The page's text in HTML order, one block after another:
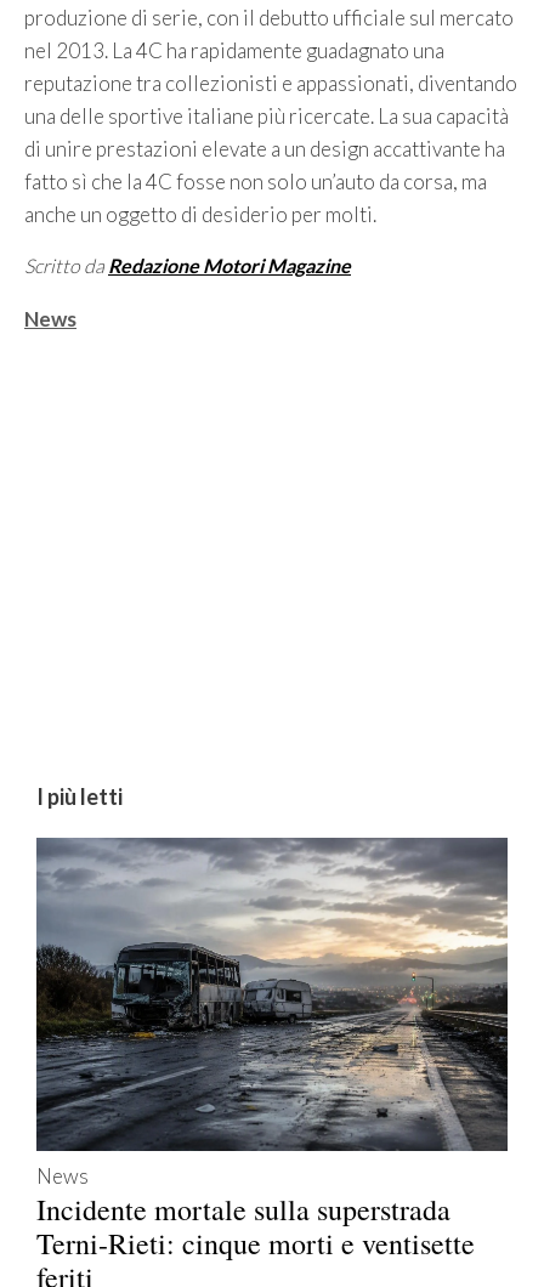
produzione di serie, con il debutto ufficiale sul mercato
nel 2013. La 4C ha rapidamente guadagnato una
reputazione tra collezionisti e appassionati, diventando
una delle sportive italiane più ricercate. La sua capacità
di unire prestazioni elevate a un design accattivante ha
fatto sì che la 4C fosse non solo un’auto da corsa, ma
anche un oggetto di desiderio per molti.
Scritto da Redazione Motori Magazine
Categorie
News
I più letti
News
Incidente mortale sulla superstrada
Terni-Rieti: cinque morti e ventisette
feriti